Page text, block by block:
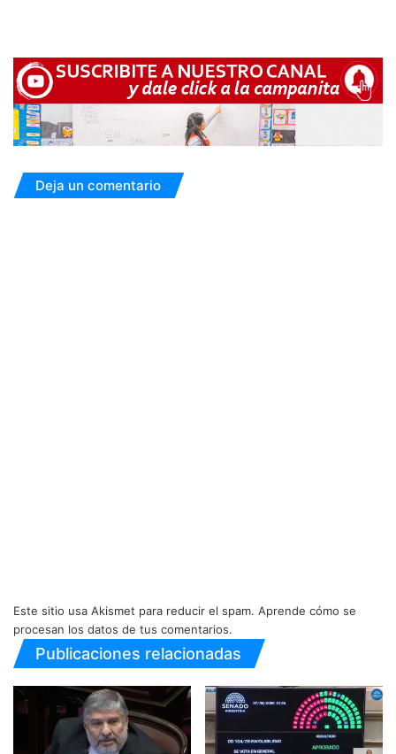
Deja un comentario
Este sitio usa Akismet para reducir el spam. Aprende cómo se
procesan los datos de tus comentarios.
Publicaciones relacionadas